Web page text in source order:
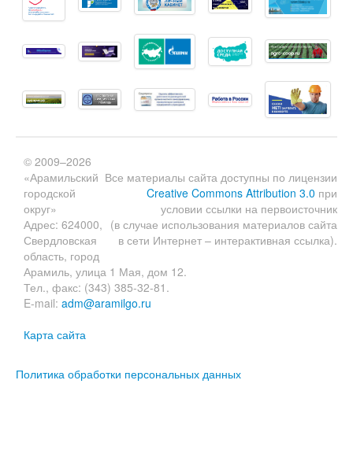
Все материалы сайта доступны по лицензии
Creative Commons Attribution 3.0 при
условии ссылки на первоисточник
(в случае использования материалов сайта
в сети Интернет – интерактивная ссылка).
© 2009–2026
«Арамильский
городской
округ»
Адрес: 624000,
Свердловская
область, город
Арамиль, улица 1 Мая, дом 12.
Тел., факс: (343) 385-32-81.
E-mail: adm@aramilgo.ru
Карта сайта
Политика обработки персональных данных